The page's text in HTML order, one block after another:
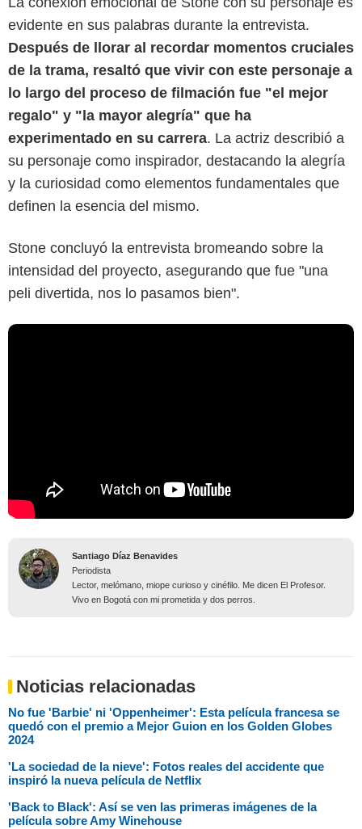
evidente en sus palabras durante la entrevista.
Después de llorar al recordar momentos cruciales
de la trama, resaltó que vivir con este personaje a
lo largo del proceso de filmación fue "el mejor
regalo" y "la mayor alegría" que ha
experimentado en su carrera. La actriz describió a
su personaje como inspirador, destacando la alegría
y la curiosidad como elementos fundamentales que
definen la esencia del mismo.
Stone concluyó la entrevista bromeando sobre la
intensidad del proyecto, asegurando que fue "una
peli divertida, nos lo pasamos bien".
Santiago Díaz Benavides
Periodista
Lector, melómano, miope curioso y cinéfilo. Me dicen El Profesor.
Vivo en Bogotá con mi prometida y dos perros.
Noticias relacionadas
No fue 'Barbie' ni 'Oppenheimer': Esta película francesa se
quedó con el premio a Mejor Guion en los Golden Globes
2024
'La sociedad de la nieve': Fotos reales del accidente que
inspiró la nueva película de Netflix
'Back to Black': Así se ven las primeras imágenes de la
película sobre Amy Winehouse